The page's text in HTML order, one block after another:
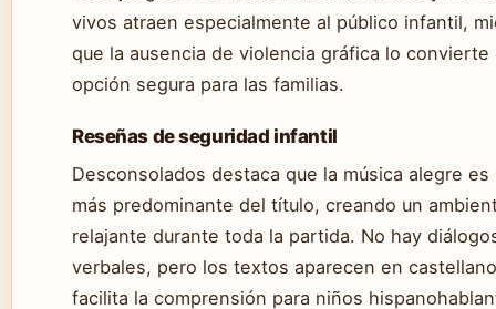
vivos atraen especialmente al público infantil,
que la ausencia de violencia gráfica lo convierte
opción segura para las familias.
Reseñas de seguridad infantil
Desconsolados destaca que la música alegre
más predominante del título, creando un
relajante durante toda la partida. No hay
verbales, pero los textos aparecen en
facilita la comprensión para niños